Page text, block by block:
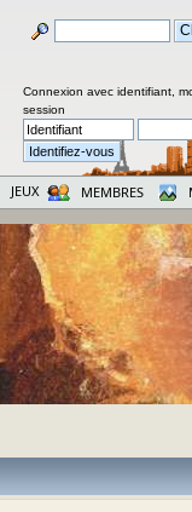
Connexion avec identifiant,
session
JEUX MEMBRES